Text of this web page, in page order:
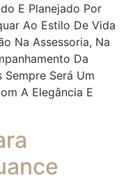
E Planejado Por
Ao Estilo De Vida
Na Assessoria, Na
Da
Sempre Será Um
A Elegância E